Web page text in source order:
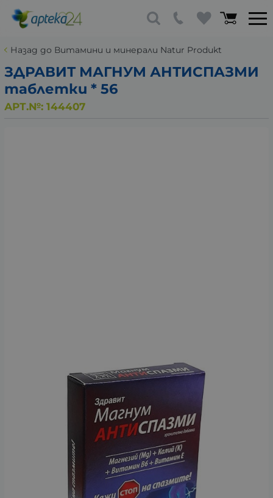
Назад до Витамини и минерали Natur Produkt
ЗДРАВИТ МАГНУМ АНТИСПАЗМИ
таблетки * 56
АРТ.№: 144407